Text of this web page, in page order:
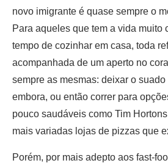
novo imigrante é quase sempre o
Para aqueles que tem a vida muito
tempo de cozinhar em casa, toda
acompanhada de um aperto no
sempre as mesmas: deixar o
embora, ou então correr para
pouco saudáveis como Tim
mais variadas lojas de pizzas que
Porém, por mais adepto aos fast-